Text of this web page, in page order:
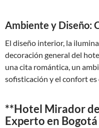
Ambiente y Diseño:
El diseño interior, la
decoración general del
una cita romántica, un
sofisticación y el confort es
**Hotel Mirador
Experto en Bogotá